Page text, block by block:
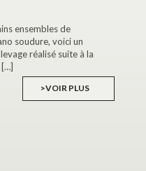
ensembles de
soudure, voici un
réalisé suite à la
[…]
>VOIR PLUS